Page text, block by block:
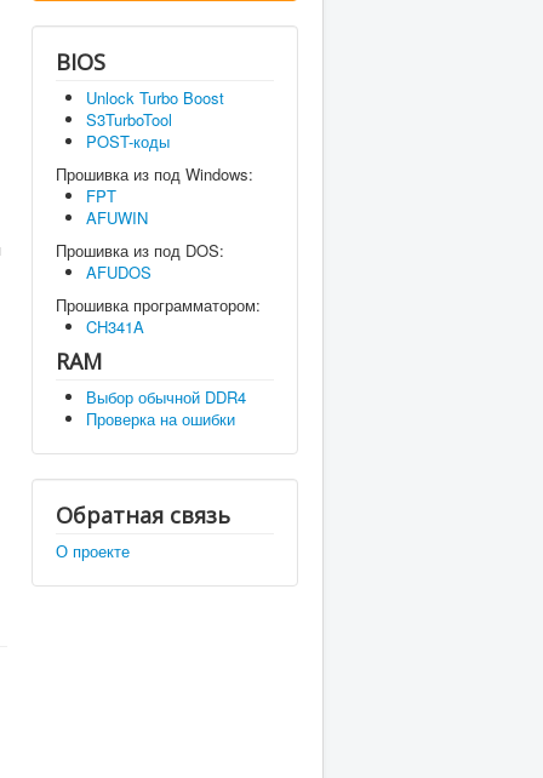
BIOS
Unlock Turbo Boost
S3TurboTool
POST-коды
Прошивка из под Windows:
FPT
AFUWIN
Прошивка из под DOS:
AFUDOS
Прошивка программатором:
CH341A
RAM
Выбор обычной DDR4
Проверка на ошибки
Обратная связь
О проекте